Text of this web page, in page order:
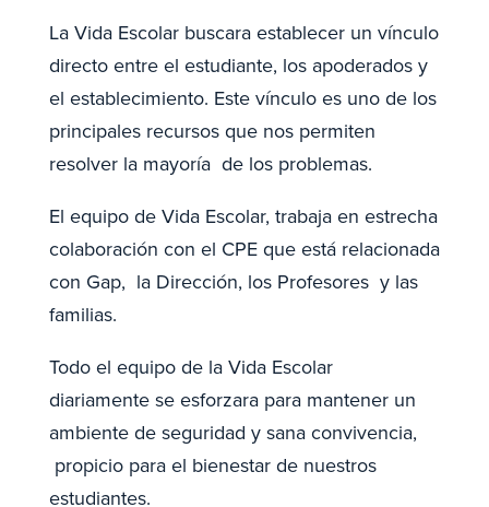
La Vida Escolar buscara establecer un vínculo
directo entre el estudiante, los apoderados y
el establecimiento. Este vínculo es uno de los
principales recursos que nos permiten
resolver la mayoría de los problemas.
El equipo de Vida Escolar, trabaja en estrecha
colaboración con el CPE que está relacionada
con Gap, la Dirección, los Profesores y las
familias.
Todo el equipo de la Vida Escolar
diariamente se esforzara para mantener un
ambiente de seguridad y sana convivencia,
propicio para el bienestar de nuestros
estudiantes.